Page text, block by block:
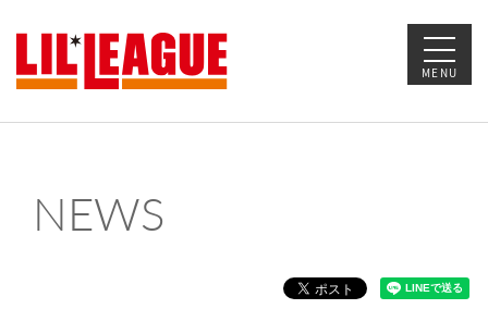
MENU
NEWS